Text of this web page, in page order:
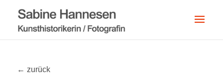
← zurück